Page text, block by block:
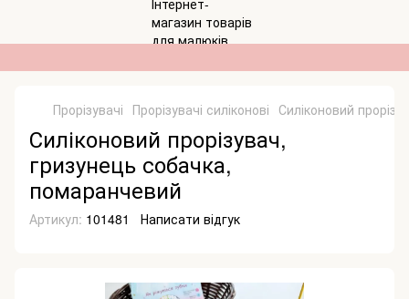
Прорізувачі Прорізувачі силіконові Силіконовий
Силіконовий прорізувач,
гризунець собачка,
помаранчевий
Артикул: 101481 Написати відгук